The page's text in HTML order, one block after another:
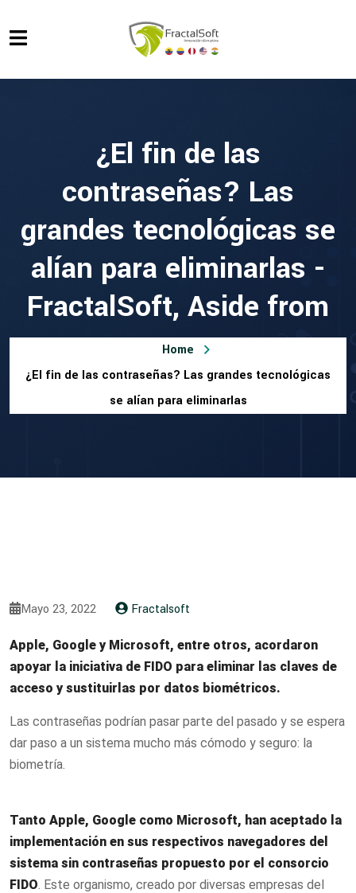
¿El fin de las
contraseñas? Las
grandes tecnológicas se
alían para eliminarlas -
FractalSoft, Aside from
Home
¿El fin de las contraseñas? Las grandes tecnológicas
se alían para eliminarlas
Mayo 23, 2022 Fractalsoft
Apple, Google y Microsoft, entre otros, acordaron
apoyar la iniciativa de FIDO para eliminar las claves de
acceso y sustituirlas por datos biométricos.
Las contraseñas podrían pasar parte del pasado y se espera
dar paso a un sistema mucho más cómodo y seguro: la
biometría.
Tanto Apple, Google como Microsoft, han aceptado la
implementación en sus respectivos navegadores del
sistema sin contraseñas propuesto por el consorcio
FIDO. Este organismo, creado por diversas empresas del